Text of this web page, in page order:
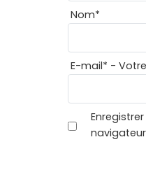
Nom*
E-mail* -